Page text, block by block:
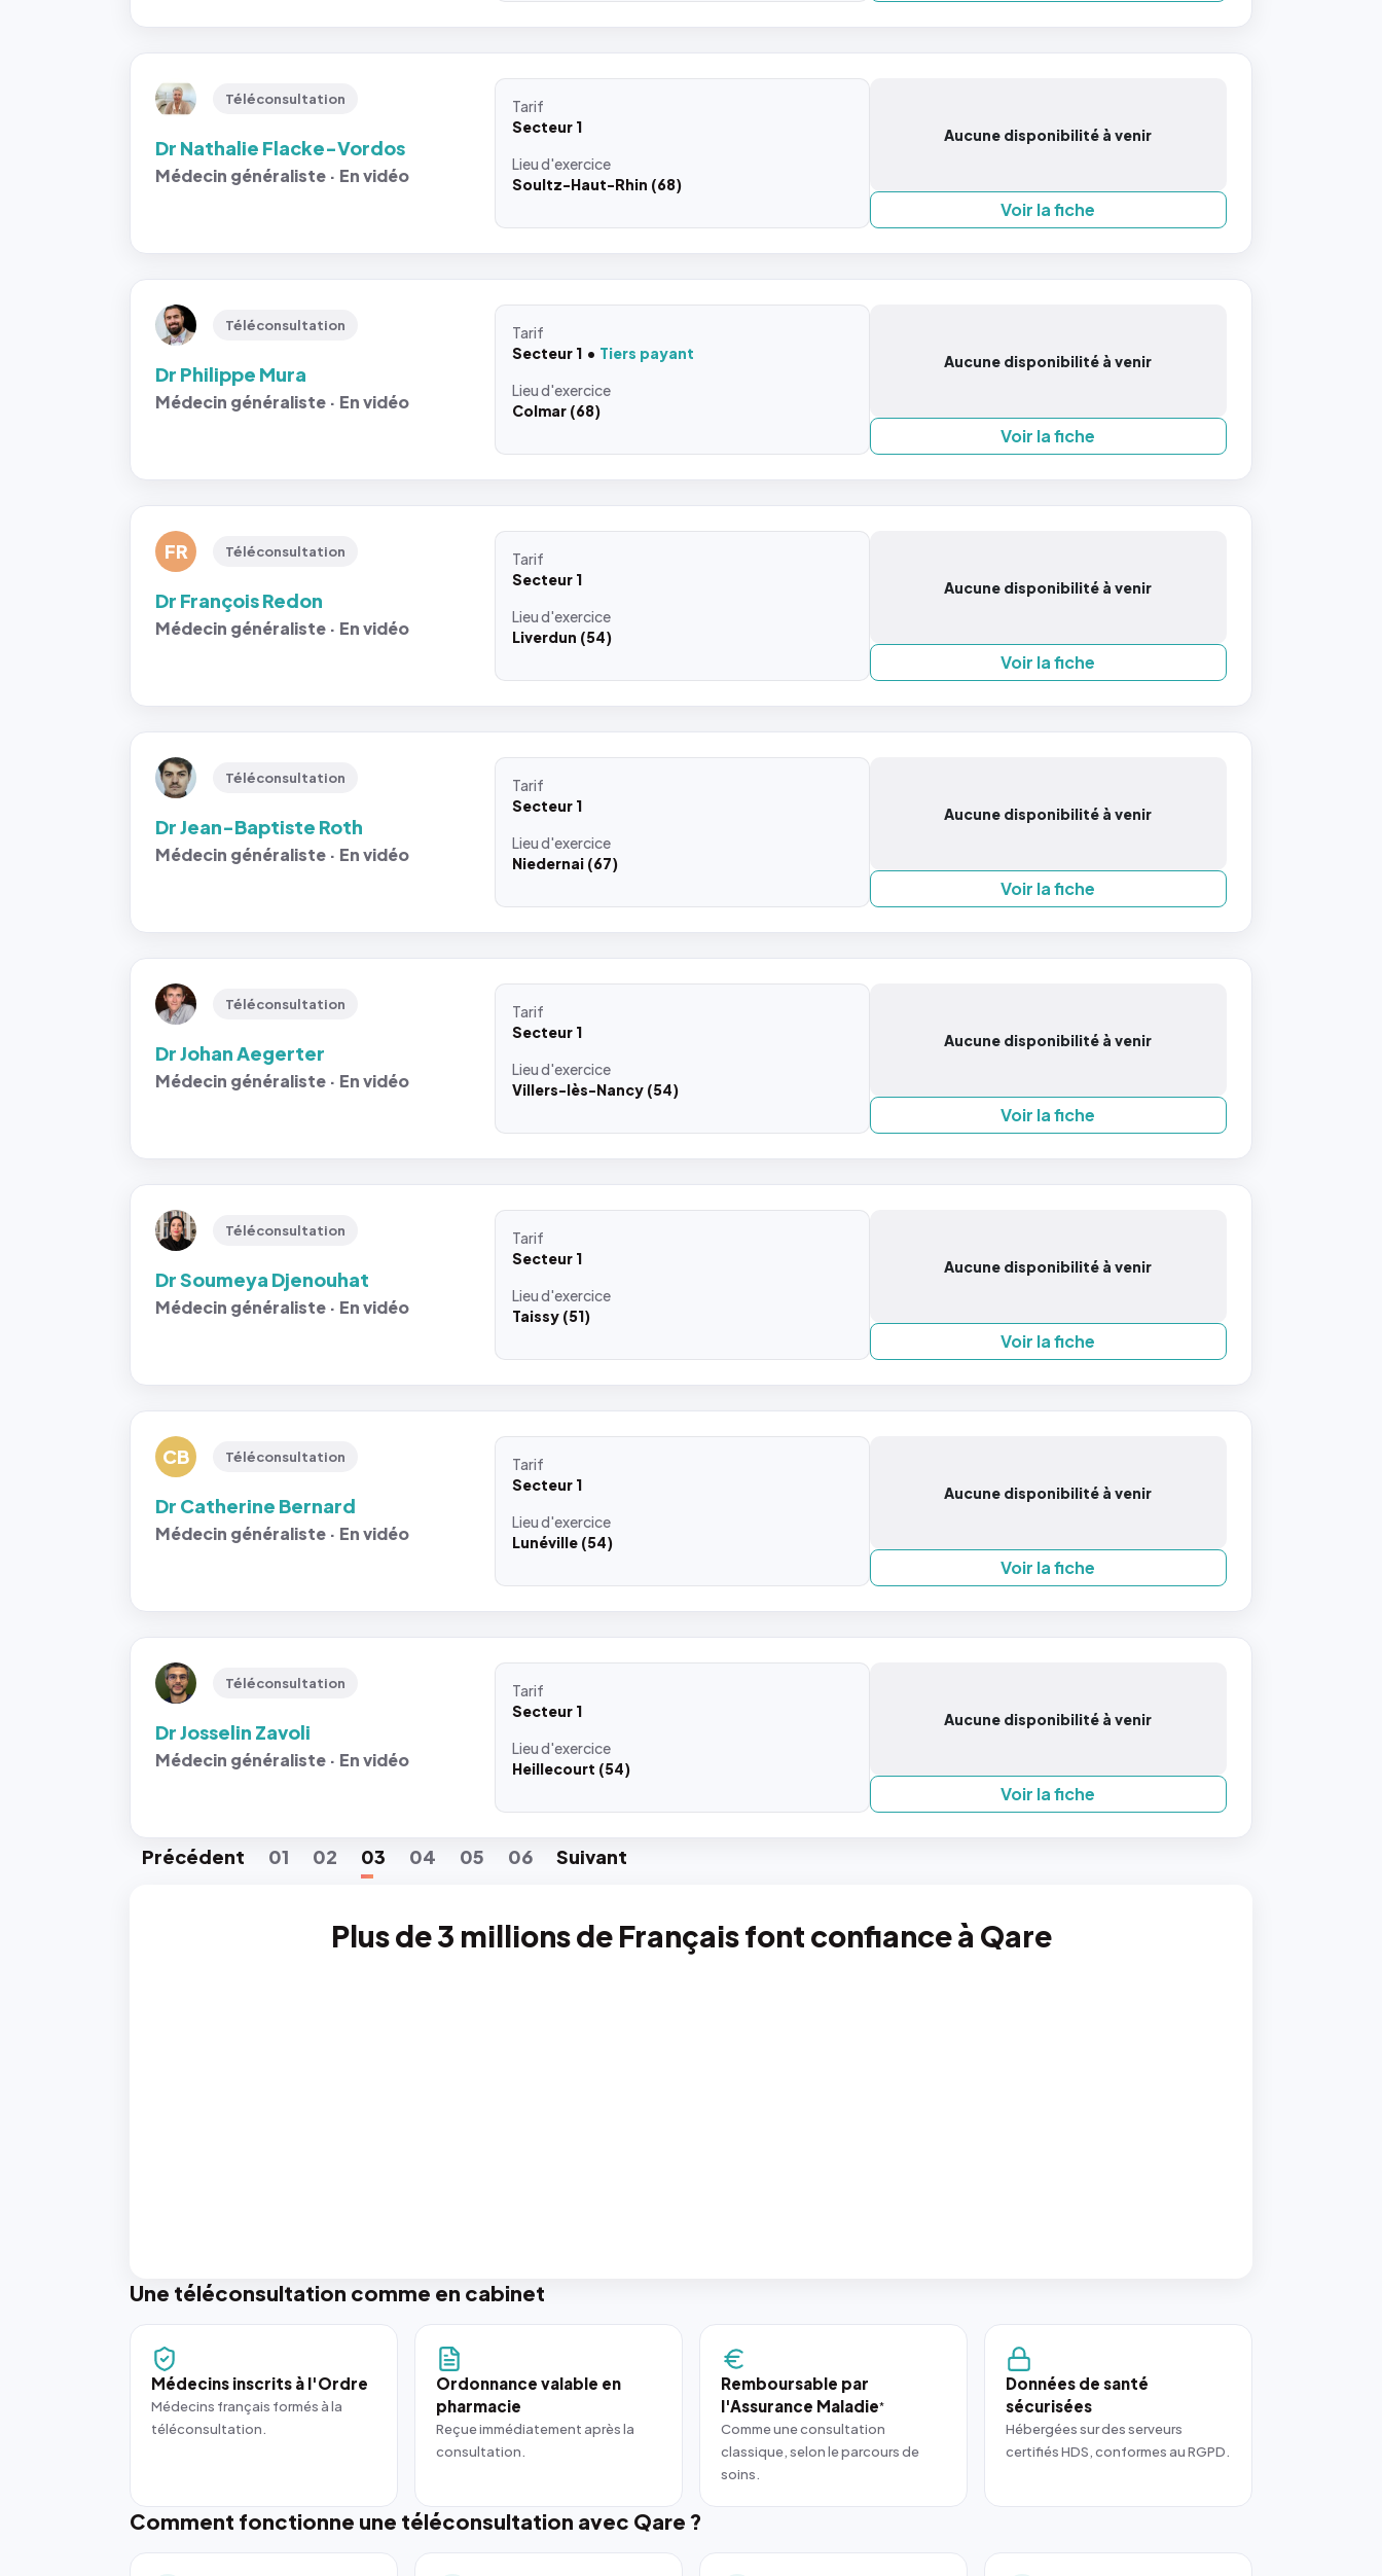
Téléconsultation
Dr Nathalie Flacke-Vordos
Médecin généraliste · En vidéo
Tarif
Secteur 1
Lieud'exercice
Soultz-Haut-Rhin (68)
Aucune disponibilité à venir
Voir la fiche
Téléconsultation
Dr Philippe Mura
Médecin généraliste · En vidéo
Tarif
Secteur 1
Tiers payant
Lieud'exercice
Colmar (68)
Aucune disponibilité à venir
Voir la fiche
FR Téléconsultation
Dr François Redon
Médecin généraliste · En vidéo
Tarif
Secteur 1
Lieud'exercice
Liverdun (54)
Aucune disponibilité à venir
Voir la fiche
Téléconsultation
Dr Jean-Baptiste Roth
Médecin généraliste · En vidéo
Tarif
Secteur 1
Lieud'exercice
Niedernai (67)
Aucune disponibilité à venir
Voir la fiche
Téléconsultation
Dr Johan Aegerter
Médecin généraliste · En vidéo
Tarif
Secteur 1
Lieud'exercice
Villers-lès-Nancy (54)
Aucune disponibilité à venir
Voir la fiche
Téléconsultation
Dr Soumeya Djenouhat
Médecin généraliste · En vidéo
Tarif
Secteur 1
Lieud'exercice
Taissy (51)
Aucune disponibilité à venir
Voir la fiche
CB Téléconsultation
Dr Catherine Bernard
Médecin généraliste · En vidéo
Tarif
Secteur 1
Lieud'exercice
Lunéville (54)
Aucune disponibilité à venir
Voir la fiche
Téléconsultation
Dr Josselin Zavoli
Médecin généraliste · En vidéo
Tarif
Secteur 1
Lieud'exercice
Heillecourt (54)
Aucune disponibilité à venir
Voir la fiche
Précédent 01 02 03 04 05 06 Suivant
Plus de 3 millions de Français font confiance à Qare
Une téléconsultation comme en cabinet
Médecins inscrits à l'Ordre
Médecins français formés à la
téléconsultation.
Ordonnance valable en
pharmacie
Reçue immédiatement après la
consultation.
Remboursable par
l'Assurance Maladie*
Comme une consultation
classique, selon le parcours de
soins.
Données de santé
sécurisées
Hébergées sur des serveurs
certifiés HDS, conformes au RGPD.
Comment fonctionne une téléconsultation avec Qare ?